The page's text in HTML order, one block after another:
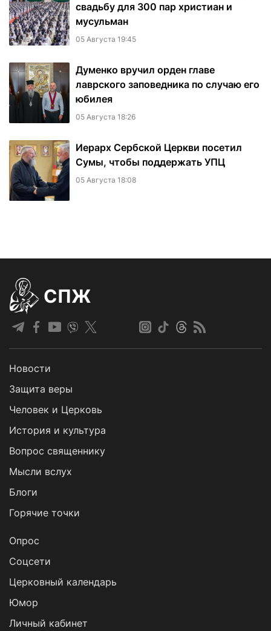
свадьбу для 300 пар христиан и
мусульман
05 Августа 19:45
Думенко вручил орден главе
лаврского заповедника по случаю его
юбилея
05 Августа 18:26
Иерарх Сербской Церкви посетил
Сумы, чтобы поддержать УПЦ
05 Августа 18:08
СПЖ
Новости
Защита веры
Человек и Церковь
История и культура
Вопрос священнику
Мысли вслух
Блоги
Горячие точки
Опрос
Cоцсети
Церковный календарь
Юмор
Личный кабинет